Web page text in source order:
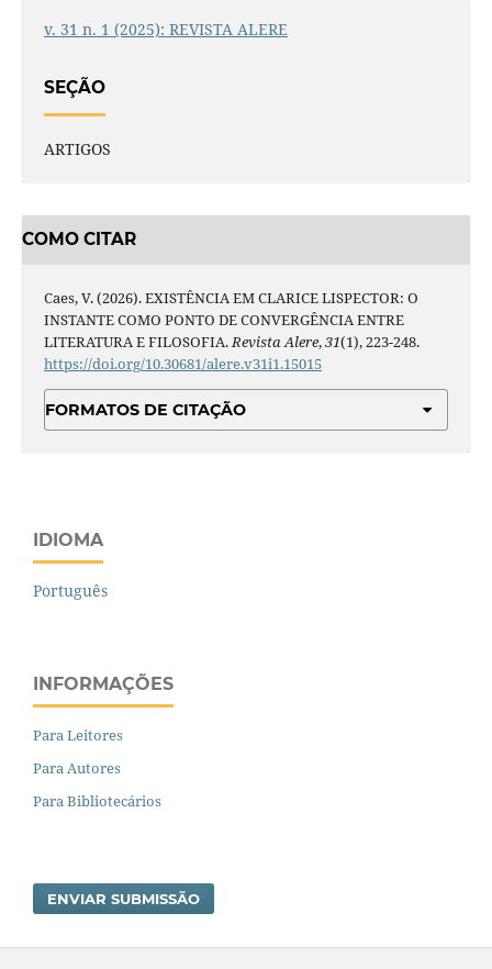
v. 31 n. 1 (2025): REVISTA ALERE
SEÇÃO
ARTIGOS
COMO CITAR
Caes, V. (2026). EXISTÊNCIA EM CLARICE LISPECTOR: O
INSTANTE COMO PONTO DE CONVERGÊNCIA ENTRE
LITERATURA E FILOSOFIA.Revista Alere,31(1), 223-248.
https://doi.org/10.30681/alere.v31i1.15015
FORMATOS DE CITAÇÃO
IDIOMA
Português
INFORMAÇÕES
Para Leitores
Para Autores
Para Bibliotecários
ENVIAR SUBMISSÃO